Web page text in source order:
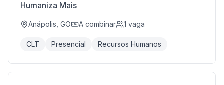
Humaniza Mais
Anápolis, GO A combinar 1 vaga
CLT Presencial Recursos Humanos